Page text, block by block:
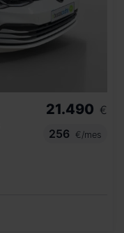
21.490 €
256
€/mes